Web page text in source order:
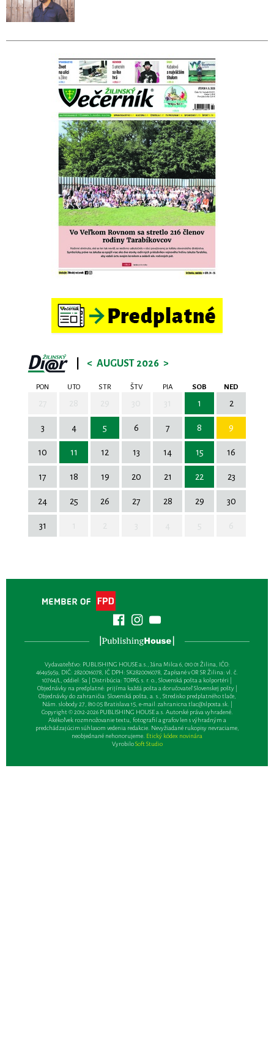
< AUGUST 2026 >
PON UTO STR ŠTV PIA SOB NED
1 2
3 4 5 6 7 8 9
10 11 12 13 14 15 16
17 18 19 20 21 22 23
24 25 26 27 28 29 30
31
Vydavateľsťvo: PUBLISHING HOUSE a.s., Jána Milca 6, 010 01 Žilina, IČO:
46495959, DIČ: 2820016078, IČ DPH: SK2820016078, Zapísané v OR SR Žilina: vl. č.
10764/L, oddiel: Sa | Distribúcia: TOPAS, s. r. o., Slovenská pošta a kolportéri |
Objednávky na predplatné: prijíma každá pošta a doručovateľ Slovenskej pošty |
Objednávky do zahraničia: Slovenská pošta, a. s., Stredisko predplatného tlače,
Nám. slobody 27, 810 05 Bratislava 15, e-mail:zahranicna.tlac@slposta.sk. |
Copyright © 2012-2026 PUBLISHING HOUSE a.s. Autorské práva vyhradené.
Akékoľvek rozmnožovanie textu, fotografií a grafov len s výhradným a
predchádzajúcim súhlasom vedenia redakcie. Nevyžiadané rukopisy nevraciame,
neobjednané nehonorujeme. Etický kódex novinára
VyrobiloSoft Studio